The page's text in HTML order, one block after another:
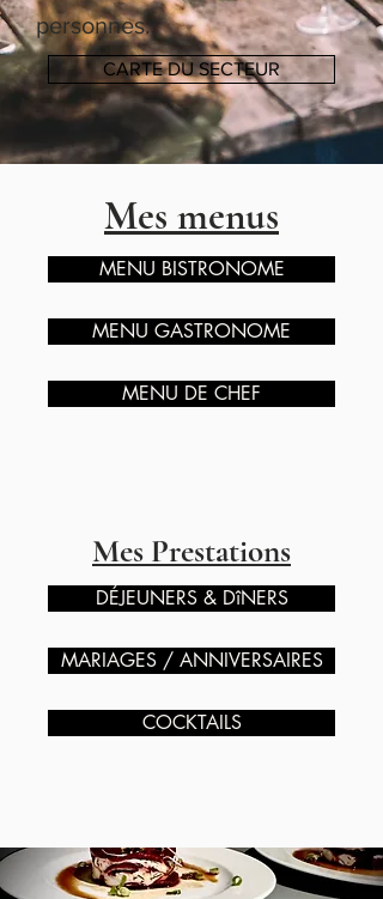
personnes.
CARTE DU SECTEUR
Mes menus
MENU BISTRONOME
MENU GASTRONOME
MENU DE CHEF
Mes Prestations
DÉJEUNERS & DîNERS
MARIAGES / ANNIVERSAIRES
COCKTAILS